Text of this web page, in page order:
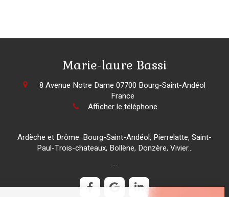
Marie-laure Bassi
8 Avenue Notre Dame 07700 Bourg-Saint-Andéol
France
Afficher le téléphone
Ardèche et Drôme: Bourg-Saint-Andéol, Pierrelatte, Saint-
Paul-Trois-chateaux, Bollène, Donzère, Vivier...
...